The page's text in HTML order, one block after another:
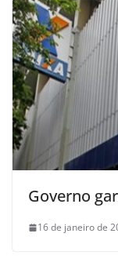
Governo
16 de janeiro de